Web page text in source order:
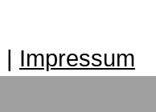
| Impressum